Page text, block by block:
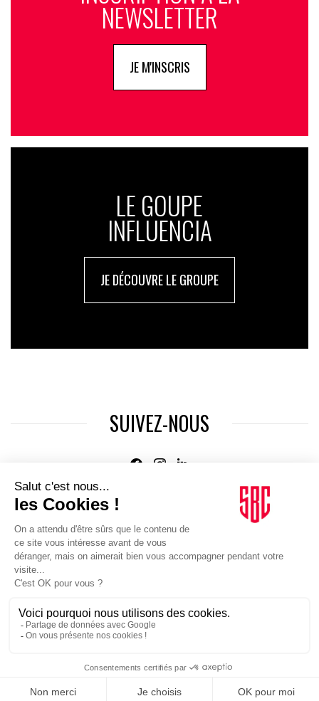
NEWSLETTER
JE M'INSCRIS
LE GOUPE
INFLUENCIA
JE DÉCOUVRE LE GROUPE
SUIVEZ-NOUS
Agence web:Novius